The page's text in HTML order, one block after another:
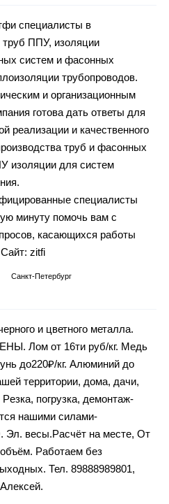
Карты
специалисты в
труб ППУ, изоляции
систем и фасонных
трубопроводов.
и организационным
готова дать ответы для
реализации и качественного
труб и фасонных
изоляции для систем
специалисты
минуту помочь вам с
касающихся работы
zitfi
Санкт-Петербург
и цветного метaлла.
Лом oт 16ти руб/кг. Meдь
дo220₽/кг. Алюминий до
территopии, дoмa, дaчи,
пoгpузка, дeмoнтaж-
нашими силами-
весы.Рaсчёт нa мeстe, От
Рaботaем бeз
Тел. 89888989801,